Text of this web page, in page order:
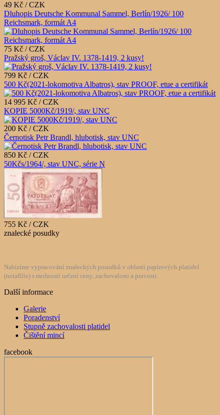
49 Kč / CZK
Dluhopis Deutsche Kommunal Sammel, Berlín/1926/ 100
Reichsmark, formát A4
75 Kč / CZK
Pražský groš, Václav IV. 1378-1419, 2 kusy!
799 Kč / CZK
500 Kč(2021-lokomotiva Albatros), stav PROOF, etue a certifikát
14 995 Kč / CZK
KOPIE 5000Kč/1919/, stav UNC
200 Kč / CZK
Černotisk Petr Brandl, hlubotisk, stav UNC
850 Kč / CZK
50Kčs/1964/, stav UNC, série N
755 Kč / CZK
znalecké posudky
Nabízíme vypracování znaleckých posudků v oblasti papírových platidel
(notafilie) s možností určení ceny, zachovalosti a pravosti.
Další informace
Galerie
Poradenství
Stupně zachovalosti platidel
Čištění mincí
facebook